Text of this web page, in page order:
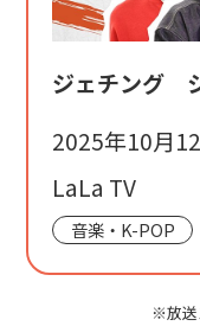
ジェチング
2025年10月
LaLa TV
音楽・K-POP
※放送